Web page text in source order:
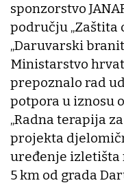
sponzorstvo
području „Zaštita
„Daruvarski
Ministarstvo
prepoznalo rad
potpora u iznosu
„Radna terapija
projekta
uređenje izletišta
5 km od grada